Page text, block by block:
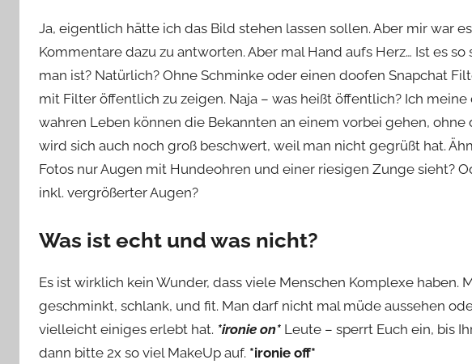
Ja, eigentlich hätte ich das Bild stehen lassen sollen. Aber mir war
Kommentare dazu zu antworten. Aber mal Hand aufs Herz… Ist es
man ist? Natürlich? Ohne Schminke oder einen doofen Snapchat
mit Filter öffentlich zu zeigen. Naja – was heißt öffentlich? Ich
wahren Leben können die Bekannten an einem vorbei gehen, ohne
wird sich auch noch groß beschwert, weil man nicht gegrüßt hat.
Fotos nur Augen mit Hundeohren und einer riesigen Zunge sieht?
inkl. vergrößerter Augen?
Was ist echt und was nicht?
Es ist wirklich kein Wunder, dass viele Menschen Komplexe haben.
geschminkt, schlank, und fit. Man darf nicht mal müde aussehen
vielleicht einiges erlebt hat. *ironie on* Leute – sperrt Euch ein, bis
dann bitte 2x so viel MakeUp auf. *ironie off*